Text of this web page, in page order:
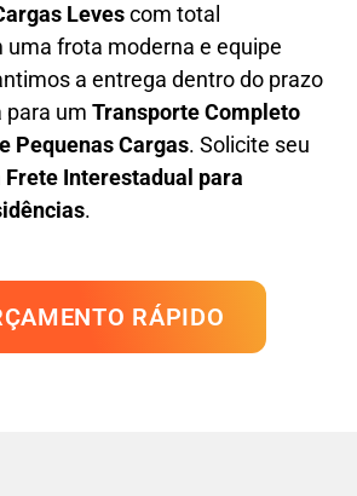
Levescom total
uma frota moderna e equipe
a entrega dentro do prazo
para um Transporte Completo
Pequenas Cargas. Solicite seu
Frete Interestadual para
.
RÁPIDO